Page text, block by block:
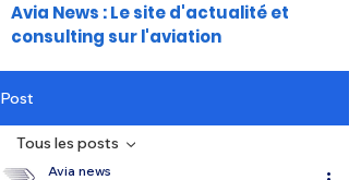
Avia News : Le site d'actualité et
consulting sur l'aviation
Post
Tous les posts
Avia news